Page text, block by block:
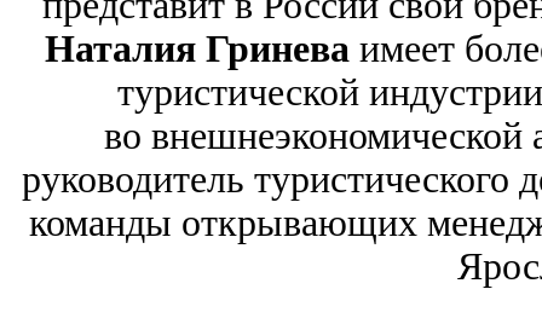
Наталия Гринева имеет
туристической
во внешнеэкономической
руководитель туристического
команды открывающих